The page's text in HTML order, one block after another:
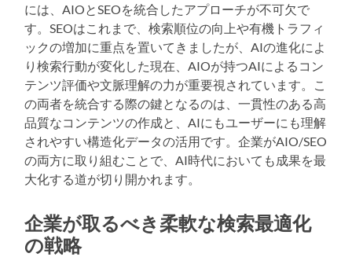
には、AIOとSEOを統合したアプローチが不可欠で
す。SEOはこれまで、検索順位の向上や有機トラフィ
ックの増加に重点を置いてきましたが、AIの進化によ
り検索行動が変化した現在、AIOが持つAIによるコン
テンツ評価や文脈理解の力が重要視されています。こ
の両者を統合する際の鍵となるのは、一貫性のある高
品質なコンテンツの作成と、AIにもユーザーにも理解
されやすい構造化データの活用です。企業がAIO/SEO
の両方に取り組むことで、AI時代においても成果を最
大化する道が切り開かれます。
企業が取るべき柔軟な検索最適化
の戦略